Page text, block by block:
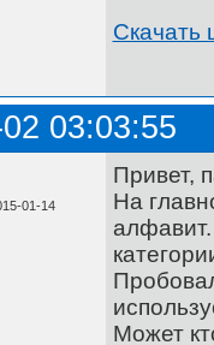
Скачать
03:03:55
01-14
Привет,
На
Может